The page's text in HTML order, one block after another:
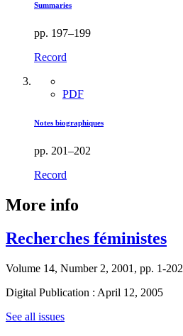
Summaries
pp. 197–199
Record
PDF
Notes biographiques
pp. 201–202
Record
More info
Recherches féministes
Volume 14, Number 2, 2001, pp. 1-202
Digital Publication : April 12, 2005
See all issues